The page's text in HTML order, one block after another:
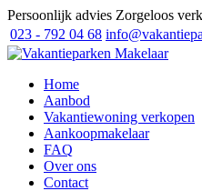
Persoonlijk advies Zorgeloos
023 - 792 04 68
Home
Aanbod
Vakantiewoning verkopen
Aankoopmakelaar
FAQ
Over ons
Contact